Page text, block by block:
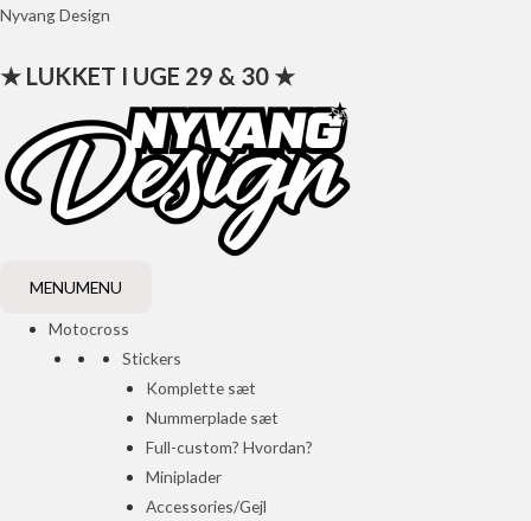
Gå
indholdet
Nyvang Design
★ LUKKET I UGE 29 & 30 ★
MENUMENU
Motocross
Stickers
Komplette sæt
Nummerplade sæt
Full-custom? Hvordan?
Miniplader
Accessories/Gejl